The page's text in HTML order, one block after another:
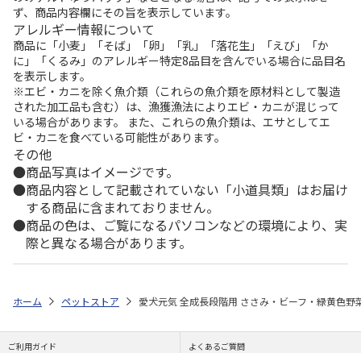
ず、商品内容欄にその旨を表示しています。
アレルギー情報について
商品に「小麦」「そば」「卵」「乳」「落花生」「えび」「か
に」「くるみ」のアレルギー特定8品目を含んでいる場合に品目名
を表示します。
※エビ・カニを除く魚介類（これらの魚介類を原材料として製造
された加工品も含む）は、漁獲漁法によりエビ・カニが混じって
いる場合があります。 また、これらの魚介類は、エサとしてエ
ビ・カニを食べている可能性があります。
その他
商品写真はイメージです。
商品内容として記載されていない「小道具類」はお届け
する商品に含まれておりません。
商品の色は、ご覧になるパソコンなどの環境により、実
際と異なる場合があります。
ホーム ペットストア 愛犬元気 全成長段階用 ささみ・ビーフ・緑黄色野
ご利用ガイド よくあるご質問